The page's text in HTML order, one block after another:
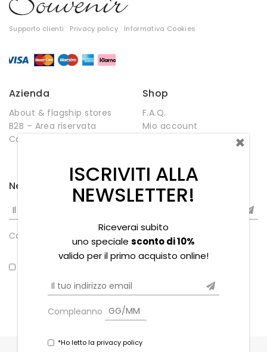
Tutti
Gift Card
Supporto clienti Privacy policy Informativa Cookies
Azienda
About & flagship stores
B2B – Area riservata
Contatti
Shop
F.A.Q.
Mio account
Newsletter
Compleanno
ISCRIVITI ALLA
NEWSLETTER!
Riceverai subito
uno speciale sconto di 10%
valido per il primo acquisto online!
Compleanno
*Ho letto la privacy policy
×